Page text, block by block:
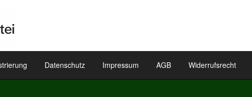
Datenschutz Impressum AGB Widerrufsrecht